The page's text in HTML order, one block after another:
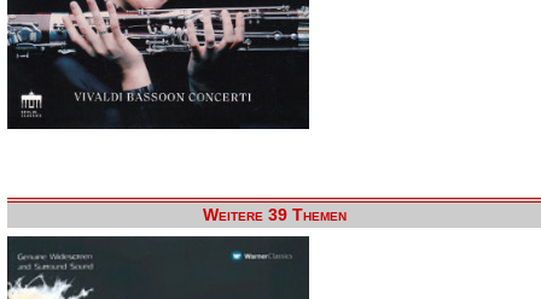
Weitere 39 Themen